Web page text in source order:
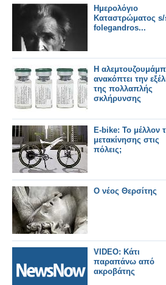
Ημερολόγιο
Καταστρώματος
folegandros...
Η
ανακόπτει την
της πολλαπλής
σκλήρυνσης
E-bike: Το μέλλον
μετακίνησης στις
πόλεις;
Ο νέος Θερσίτης
VIDEO: Κάτι
παραπάνω από
ακροβάτης